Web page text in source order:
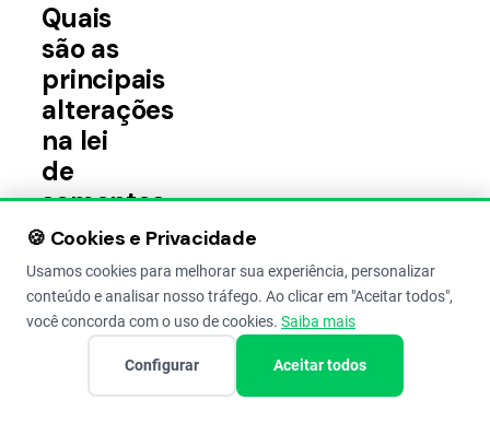
Quais
são as
principais
alterações
na lei
de
sementes
salvas?
O novo
decreto
trouxe
🍪 Cookies e Privacidade
Usamos cookies para melhorar sua experiência, personalizar
conteúdo e analisar nosso tráfego. Ao clicar em "Aceitar todos",
você concorda com o uso de cookies. Saiba mais
Configurar Aceitar todos